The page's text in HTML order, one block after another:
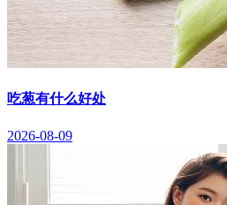
吃葱有什么好处
2026-08-09